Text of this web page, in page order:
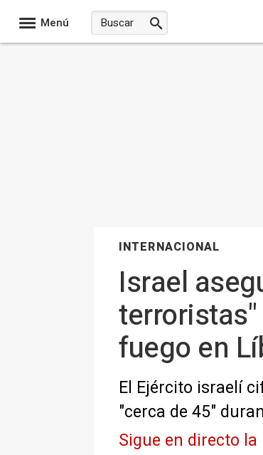
Menú
INTERNACIONAL
Israel
fuego en
El Ejército israelí
"cerca de 45"
Sigue en directo